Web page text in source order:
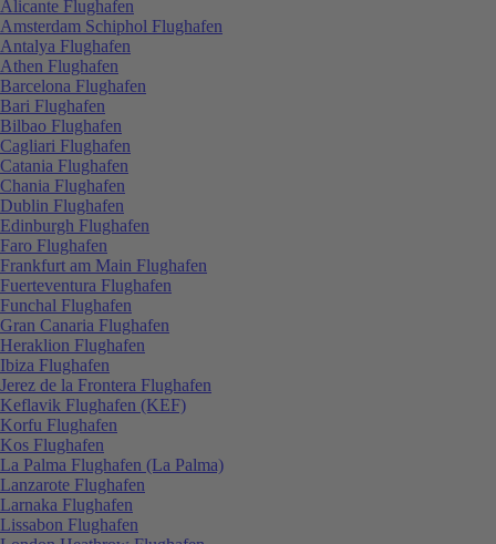
Alicante Flughafen
Amsterdam Schiphol Flughafen
Antalya Flughafen
Athen Flughafen
Barcelona Flughafen
Bari Flughafen
Bilbao Flughafen
Cagliari Flughafen
Catania Flughafen
Chania Flughafen
Dublin Flughafen
Edinburgh Flughafen
Faro Flughafen
Frankfurt am Main Flughafen
Fuerteventura Flughafen
Funchal Flughafen
Gran Canaria Flughafen
Heraklion Flughafen
Ibiza Flughafen
Jerez de la Frontera Flughafen
Keflavik Flughafen (KEF)
Korfu Flughafen
Kos Flughafen
La Palma Flughafen (La Palma)
Lanzarote Flughafen
Larnaka Flughafen
Lissabon Flughafen